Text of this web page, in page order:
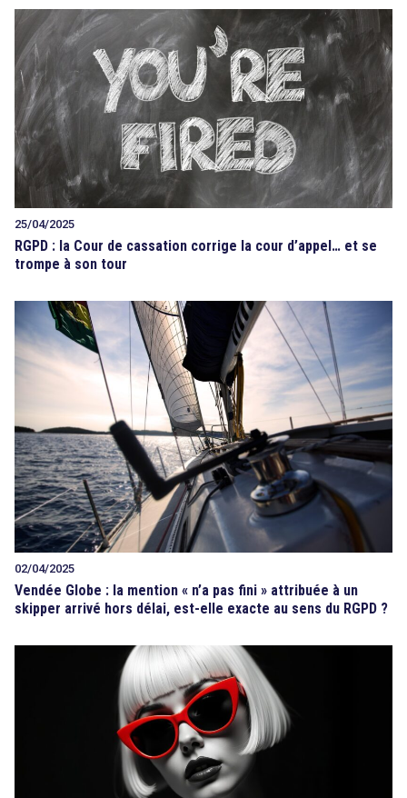
25/04/2025
RGPD : la Cour de cassation corrige la cour d’appel… et se
trompe à son tour
02/04/2025
Vendée Globe : la mention « n’a pas fini » attribuée à un
skipper arrivé hors délai, est-elle exacte au sens du RGPD ?